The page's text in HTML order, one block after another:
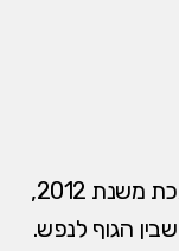
דיאטנית קלינית דיאטנית קלינית מוסמכת משנת 2012,
הגוף לנפש.